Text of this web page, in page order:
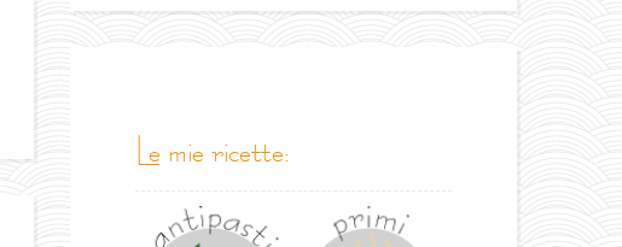
le mie ricette: